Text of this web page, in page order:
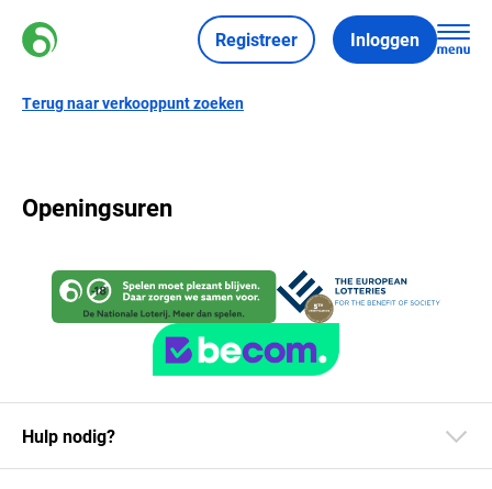
Registreer Inloggen
Terug naar verkooppunt zoeken
Openingsuren
Hulp nodig?